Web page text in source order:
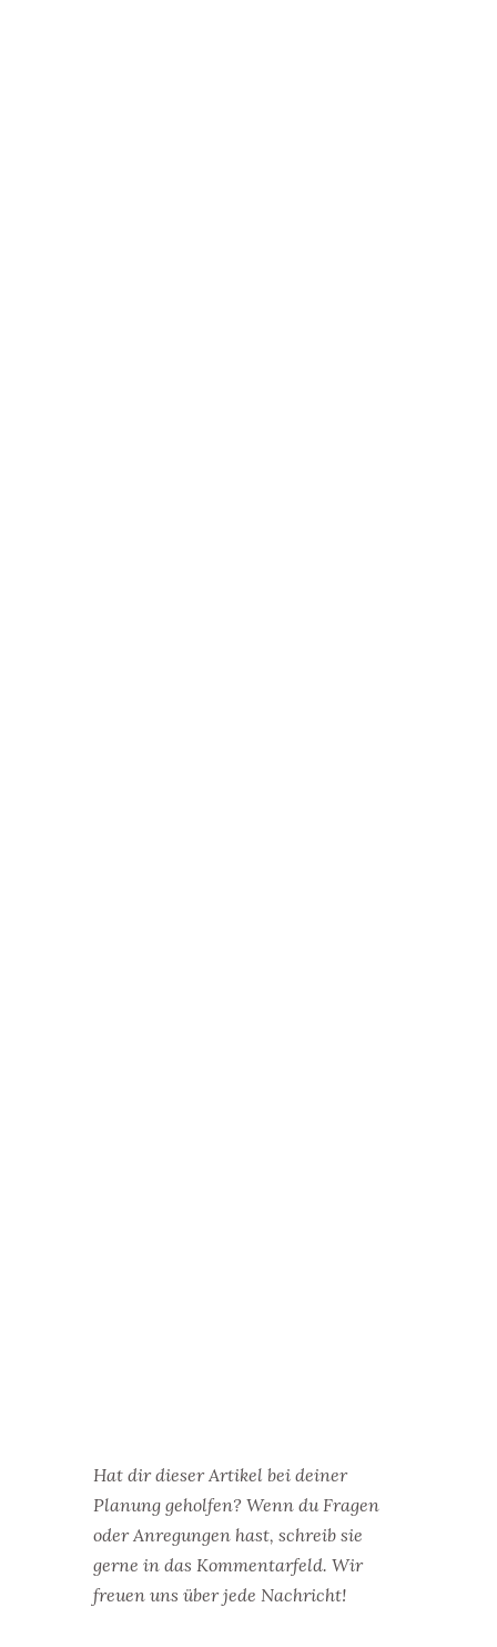
Hat dir dieser Artikel bei deiner
Planung geholfen? Wenn du Fragen
oder Anregungen hast, schreib sie
gerne in das Kommentarfeld. Wir
freuen uns über jede Nachricht!